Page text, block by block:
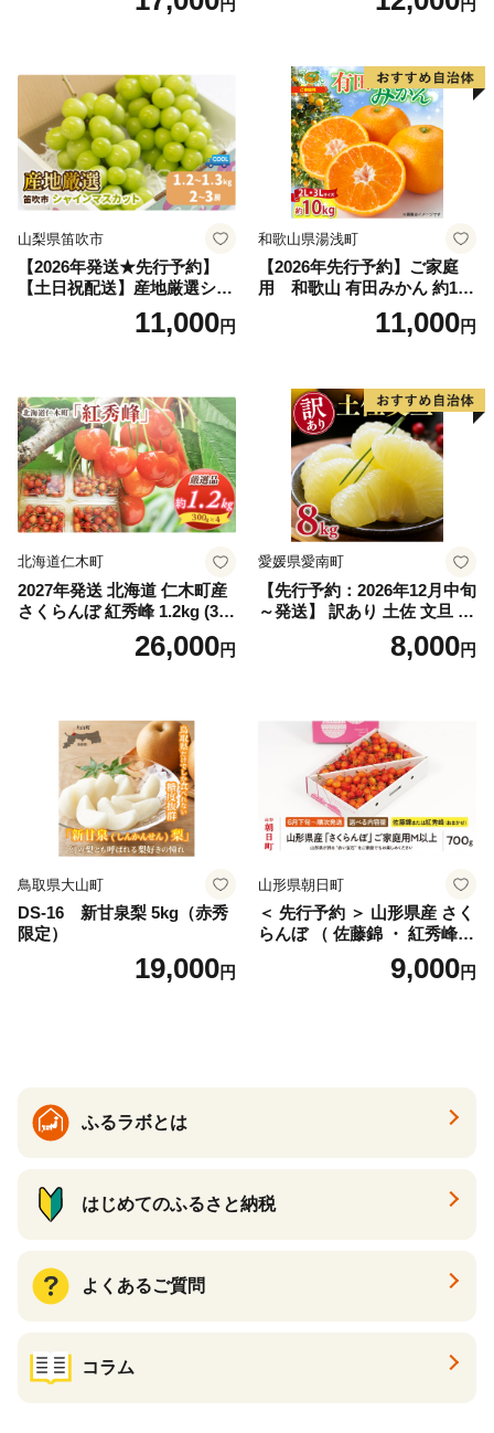
富良野 メロン めろん 果物 く
アム」 もも あかつき 秀品 約
果肉 長野県産 小諸市
山梨県笛吹市
【2026年発送★先行予約】
【土日祝配送】産地厳選シャ
インマスカット1.2kg～1.3kg
（2房～3房）※沖縄・離島配
笛吹市 山梨県 フルーツ 果物
ぶどう 葡萄 大粒 シャインマ
スカット おすすめ シャイン
マスカット 贈答 ギフト 産地
笛吹市 シャインマスカット
笛吹 葡萄 国産 ぶどう 人気
国産 1.2kg 先行｜
11,000円
和歌山県湯浅町
【2026年先行予約】ご家庭
用 和歌山 有田みかん 約10k
g (2L、3Lサイズ)【湯浅町】
11,000円
北海道仁木町
2027年発送 北海道 仁木町産
さくらんぼ 紅秀峰 1.2kg (300
g×4パック) Lサイズ以上 旬
桜桃 産地直送 サクランボ チ
26,000円
愛媛県愛南町
【先行予約：2026年12月中旬
～発送】 訳あり 土佐 文旦 8k
g (Mサイズ以上サイズミック
ス) 8000円 わけあり ぶんた
産 農家直送 期間限定 特産品
サイズミックス くらもとフ
ァーム 愛南町 愛媛県
8,000円
鳥取県大山町
DS-16 新甘泉梨 5kg（赤秀
限定）
19,000円
山形県朝日町
＜ 先行予約 ＞ 山形県産 さく
らんぼ （ 佐藤錦 ・ 紅秀峰
） ご家庭用 M以上 700g 【20
26年6月下旬から7月上旬発
9,000円
ふるラボとは
はじめてのふるさと納税
よくあるご質問
コラム